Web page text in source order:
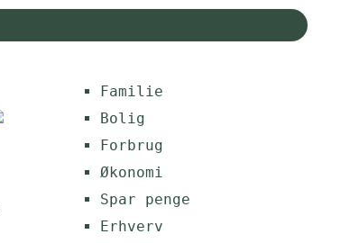
Familie
Bolig
Forbrug
Økonomi
Spar penge
Erhverv